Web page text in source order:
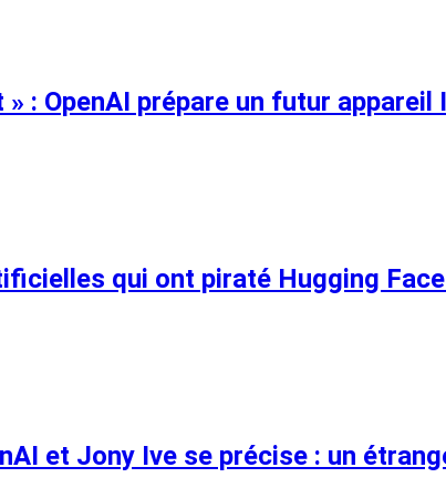
: OpenAI prépare un futur
qui ont piraté Hugging
et Jony Ive se précise : un